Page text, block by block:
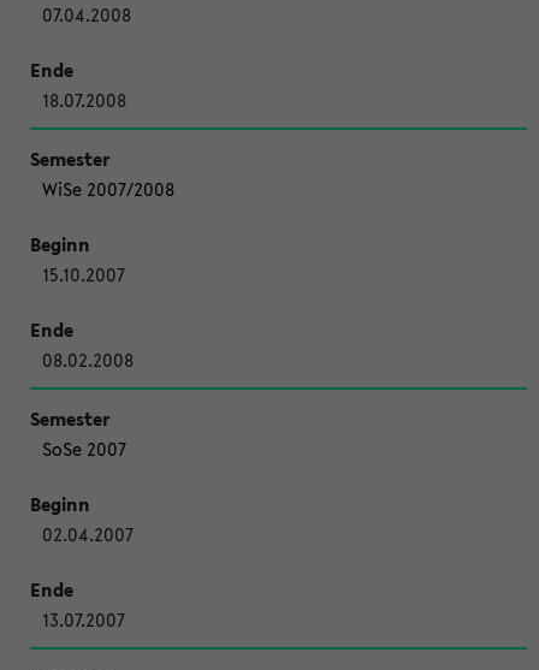
07.04.2008
18.07.2008
WiSe 2007/2008
15.10.2007
08.02.2008
SoSe 2007
02.04.2007
13.07.2007